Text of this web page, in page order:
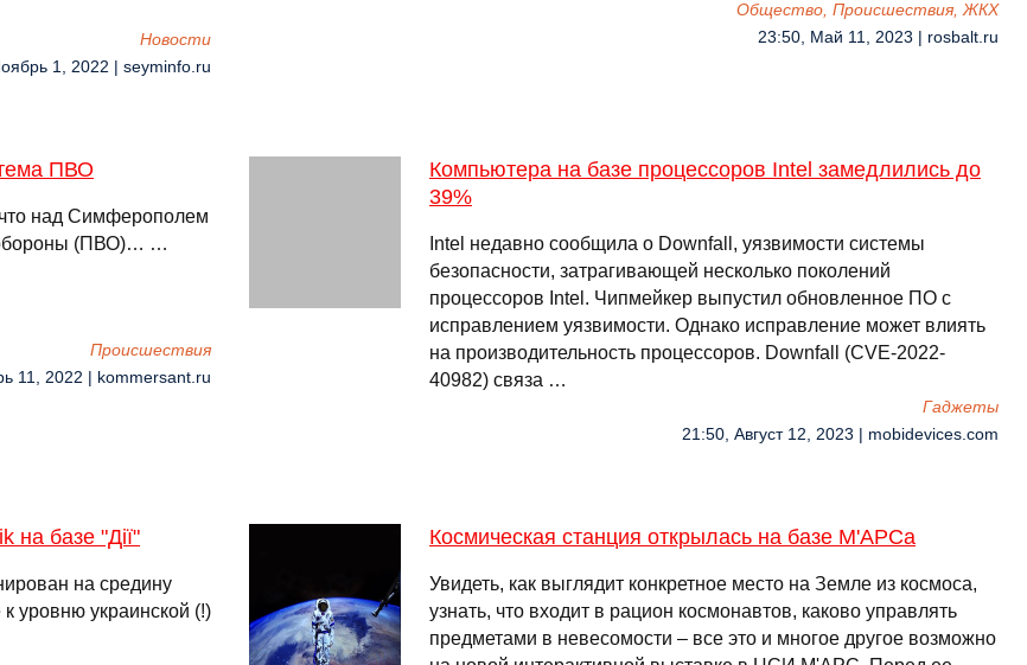
Новости
1, 2022 | seyminfo.ru
Общество, Происшествия, ЖКХ
23:50, Май 11, 2023 | rosbalt.ru
ПВО
над Симферополем
обороны (ПВО)… …
Происшествия
11, 2022 | kommersant.ru
Компьютера на базе процессоров Intel замедлились до
39%
Intel недавно сообщила о Downfall, уязвимости системы
безопасности, затрагивающей несколько поколений
процессоров Intel. Чипмейкер выпустил обновленное ПО с
исправлением уязвимости. Однако исправление может влиять
на производительность процессоров. Downfall (CVE-2022-
40982) связа …
Гаджеты
21:50, Август 12, 2023 | mobidevices.com
на базе "Дії"
на средину
уровню украинской (!)
Космическая станция открылась на базе М'АРСа
Увидеть, как выглядит конкретное место на Земле из космоса,
узнать, что входит в рацион космонавтов, каково управлять
предметами в невесомости – все это и многое другое возможно